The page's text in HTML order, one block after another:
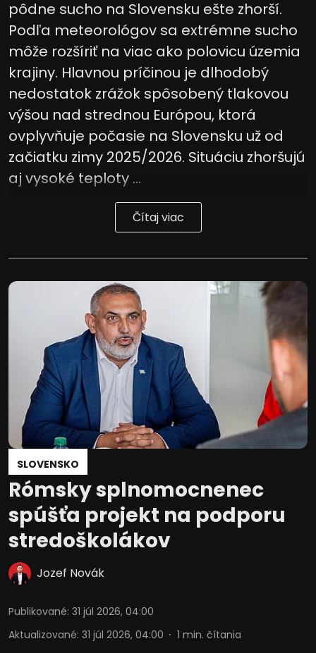
pôdne sucho na Slovensku ešte zhorší.
Podľa meteorológov sa extrémne sucho
môže rozšíriť na viac ako polovicu územia
krajiny. Hlavnou príčinou je dlhodobý
nedostatok zrážok spôsobený tlakovou
výšou nad strednou Európou, ktorá
ovplyvňuje počasie na Slovensku už od
začiatku zimy 2025/2026. Situáciu zhoršujú
aj vysoké teploty ...
Čítaj viac
SLOVENSKO
Rómsky splnomocnenec
spúšťa projekt na podporu
stredoškolákov
Jozef Novák
Publikované: 31 júl 2026, 04:00
Aktualizované: 31 júl 2026, 04:00 1 min. čítania